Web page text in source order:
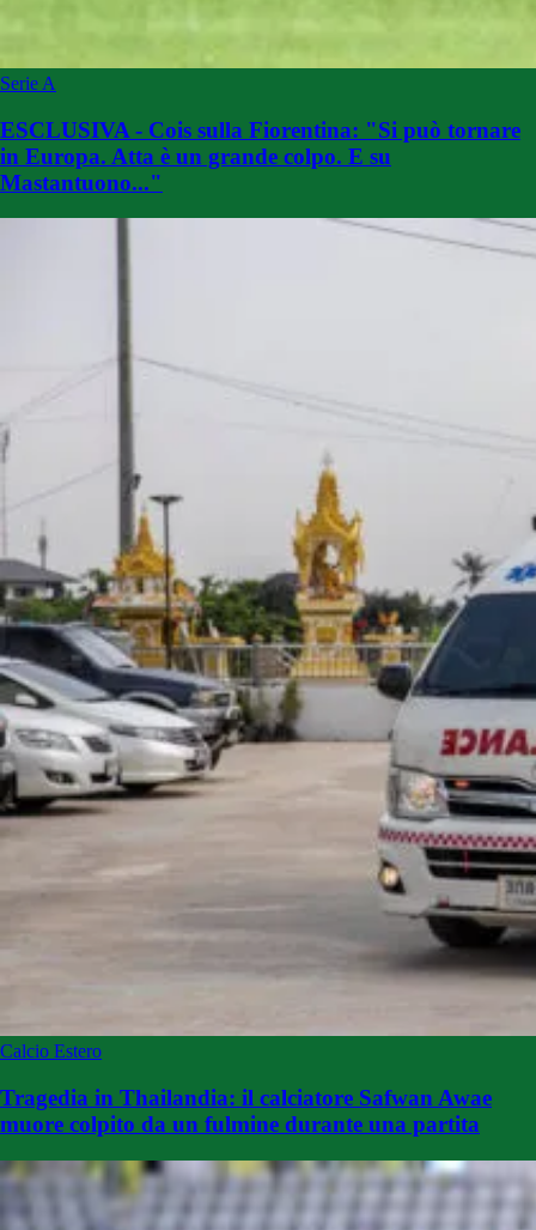
Serie A
ESCLUSIVA - Cois sulla Fiorentina: "Si può tornare
in Europa. Atta è un grande colpo. E su
Mastantuono..."
Calcio Estero
Tragedia in Thailandia: il calciatore Safwan Awae
muore colpito da un fulmine durante una partita